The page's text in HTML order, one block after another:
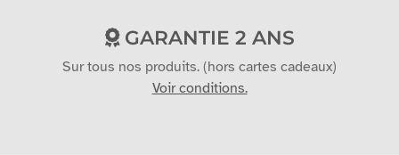
GARANTIE 2 ANS
Sur tous nos produits. (hors cartes cadeaux)
Voir conditions.